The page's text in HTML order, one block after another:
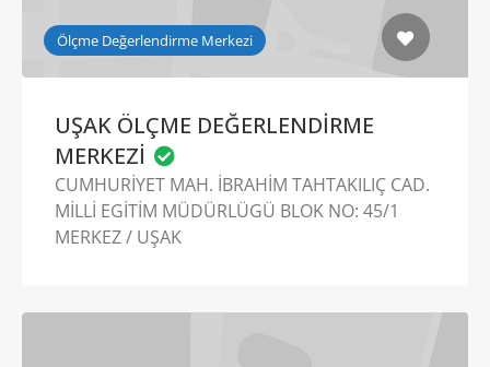
Ölçme Değerlendirme Merkezi
UŞAK ÖLÇME DEĞERLENDİRME
MERKEZİ
CUMHURİYET MAH. İBRAHİM TAHTAKILIÇ CAD.
MİLLİ EGİTİM MÜDÜRLÜGÜ BLOK NO: 45/1
MERKEZ / UŞAK